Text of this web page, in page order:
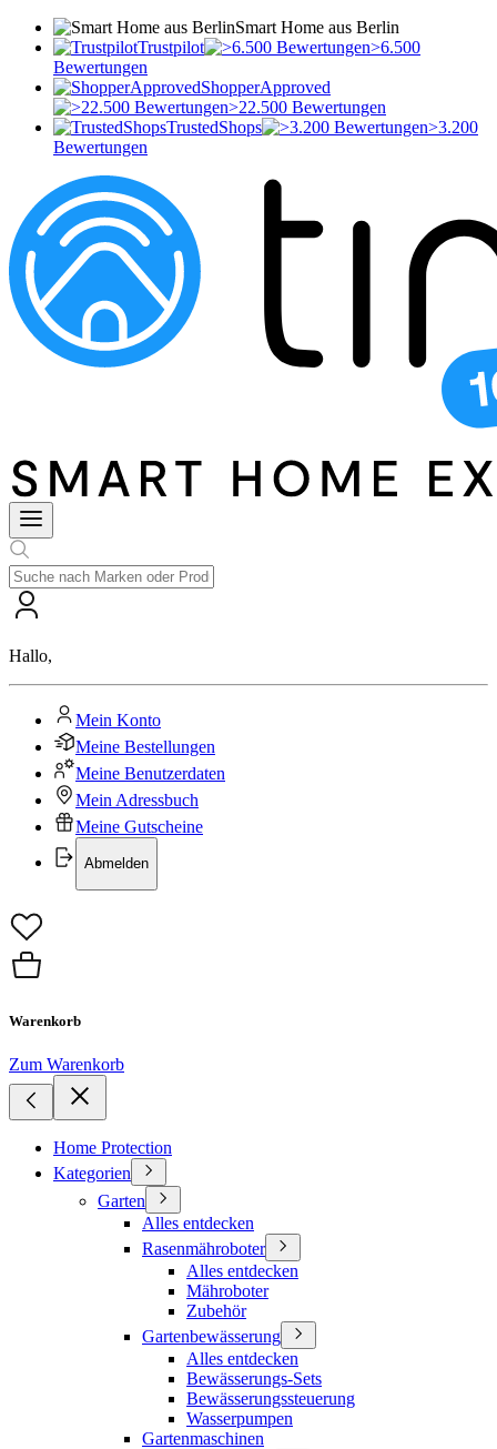
Smart Home aus Berlin
Trustpilot
>6.500
Bewertungen
ShopperApproved
>22.500 Bewertungen
TrustedShops
>3.200
Bewertungen
Hallo,
Mein Konto
Meine Bestellungen
Meine Benutzerdaten
Mein Adressbuch
Meine Gutscheine
Abmelden
Warenkorb
Zum Warenkorb
Home Protection
Kategorien
Garten
Alles entdecken
Rasenmähroboter
Alles entdecken
Mähroboter
Zubehör
Gartenbewässerung
Alles entdecken
Bewässerungs-Sets
Bewässerungssteuerung
Wasserpumpen
Gartenmaschinen